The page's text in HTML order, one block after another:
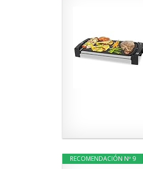
RECOMENDACIÓN Nº 9